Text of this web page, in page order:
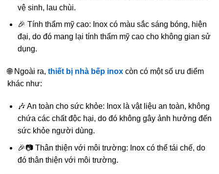
vệ sinh, lau chùi.
🎉 Tính thẩm mỹ cao: Inox có màu sắc sáng bóng, hiện
đại, do đó mang lại tính thẩm mỹ cao cho không gian sử
dụng.
🌐 Ngoài ra, thiết bị nhà bếp inox còn có một số ưu điểm
khác như:
🎶 An toàn cho sức khỏe: Inox là vật liệu an toàn, không
chứa các chất độc hại, do đó không gây ảnh hưởng đến
sức khỏe người dùng.
🎉📷 Thân thiện với môi trường: Inox có thể tái chế, do
đó thân thiện với môi trường.